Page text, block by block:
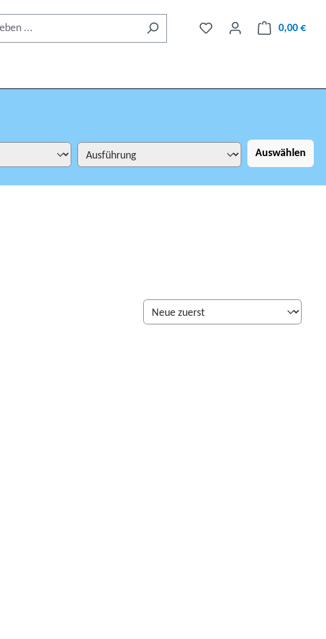
0,00 €
Auswählen